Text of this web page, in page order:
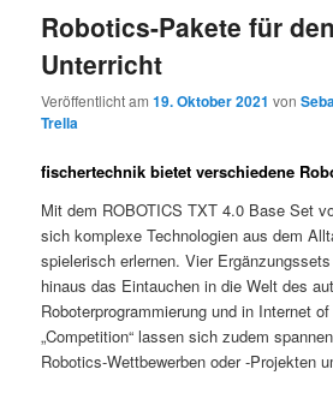
Robotics-Pakete für den
Unterricht
Veröffentlicht am19. Oktober 2021 von
Trella
fischertechnik bietet verschiedene
Mit dem ROBOTICS TXT 4.0 Base Set
sich komplexe Technologien aus dem
spielerisch erlernen. Vier
hinaus das Eintauchen in die Welt des
Roboterprogrammierung und in Internet
„Competition“ lassen sich zudem
Robotics-Wettbewerben oder -Projekten